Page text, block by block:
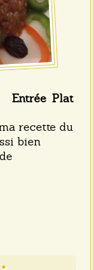
Entrée Plat
recette du
bien